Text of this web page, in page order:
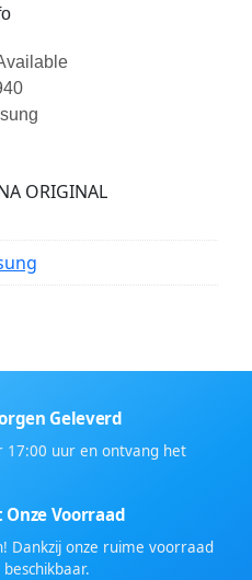
ORIGINAL
Geleverd
17:00 uur en ontvang het
Voorraad
Dankzij onze ruime voorraad